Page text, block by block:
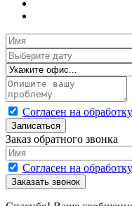
Согласен на
Записаться
Заказ обратного звонка
Согласен на
Заказать звонок